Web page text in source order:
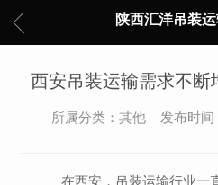
陕西汇洋吊装
西安吊装运输需求不断
所属分类：其他 发布时间
在西安，吊装运输行业一